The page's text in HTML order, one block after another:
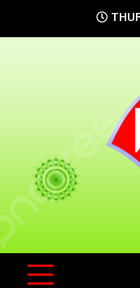
to
KNLS
India`s No.1